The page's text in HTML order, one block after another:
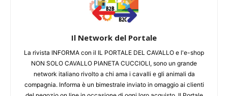
Il Network del Portale
La rivista INFORMA con il IL PORTALE DEL CAVALLO e l'e-shop
NON SOLO CAVALLO PIANETA CUCCIOLI, sono un grande
network italiano rivolto a chi ama i cavalli e gli animali da
compagnia. Informa è un bimestrale inviato in omaggio ai clienti